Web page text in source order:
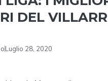
DEL
Luglio 28, 2020